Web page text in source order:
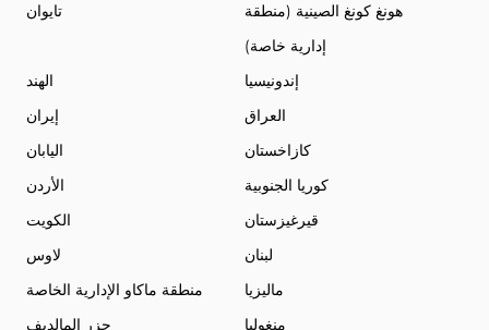
تايوان
هونغ كونغ الصينية (منطقة
إدارية خاصة)
الهند
إندونيسيا
إيران
العراق
اليابان
كازاخستان
الأردن
كوريا الجنوبية
الكويت
قيرغيزستان
لاوس
لبنان
منطقة ماكاو الإدارية الخاصة
ماليزيا
جزر المالديف
منغوليا